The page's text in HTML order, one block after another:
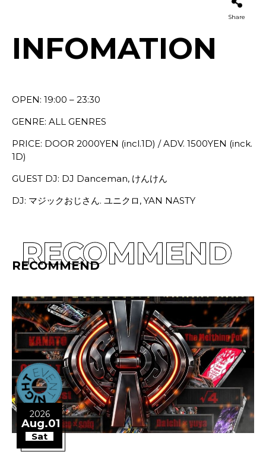
Share
INFOMATION
OPEN: 19:00 – 23:30
GENRE: ALL GENRES
PRICE: DOOR 2000YEN (incl.1D) / ADV. 1500YEN (inck.
1D)
GUEST DJ: DJ Danceman, けんけん
DJ: マジックおじさん. ユニクロ, YAN NASTY
RECOMMEND
RECOMMEND
2026
Aug.01
Sat